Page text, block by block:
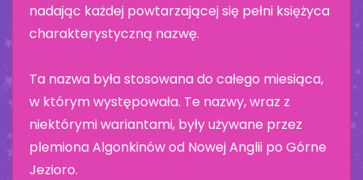
nadając każdej powtarzającej się pełni księżyca
charakterystyczną nazwę.
Ta nazwa była stosowana do całego miesiąca,
w którym występowała. Te nazwy, wraz z
niektórymi wariantami, były używane przez
plemiona Algonkinów od Nowej Anglii po Górne
Jezioro.